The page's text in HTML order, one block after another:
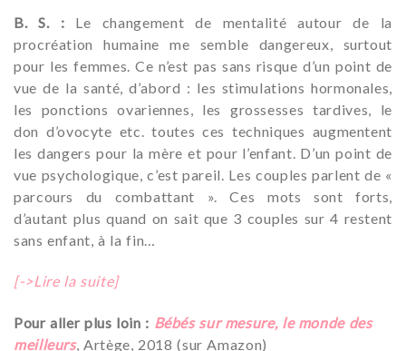
B. S. : Le changement de mentalité autour de la
procréation humaine me semble dangereux, surtout
pour les femmes. Ce n’est pas sans risque d’un point de
vue de la santé, d’abord : les stimulations hormonales,
les ponctions ovariennes, les grossesses tardives, le
don d’ovocyte etc. toutes ces techniques augmentent
les dangers pour la mère et pour l’enfant. D’un point de
vue psychologique, c’est pareil. Les couples parlent de «
parcours du combattant ». Ces mots sont forts,
d’autant plus quand on sait que 3 couples sur 4 restent
sans enfant, à la fin…
[->Lire la suite]
Pour aller plus loin : Bébés sur mesure, le monde des
meilleurs, Artège, 2018 (sur Amazon)